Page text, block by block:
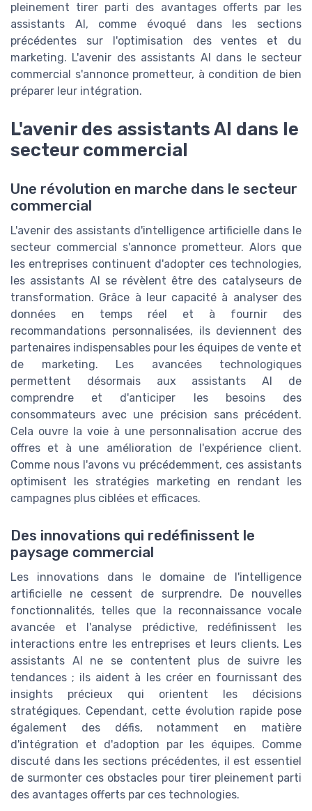
pleinement tirer parti des avantages offerts par les
assistants AI, comme évoqué dans les sections
précédentes sur l'optimisation des ventes et du
marketing. L'avenir des assistants AI dans le secteur
commercial s'annonce prometteur, à condition de bien
préparer leur intégration.
L'avenir des assistants AI dans le
secteur commercial
Une révolution en marche dans le secteur
commercial
L'avenir des assistants d'intelligence artificielle dans le
secteur commercial s'annonce prometteur. Alors que
les entreprises continuent d'adopter ces technologies,
les assistants AI se révèlent être des catalyseurs de
transformation. Grâce à leur capacité à analyser des
données en temps réel et à fournir des
recommandations personnalisées, ils deviennent des
partenaires indispensables pour les équipes de vente et
de marketing. Les avancées technologiques
permettent désormais aux assistants AI de
comprendre et d'anticiper les besoins des
consommateurs avec une précision sans précédent.
Cela ouvre la voie à une personnalisation accrue des
offres et à une amélioration de l'expérience client.
Comme nous l'avons vu précédemment, ces assistants
optimisent les stratégies marketing en rendant les
campagnes plus ciblées et efficaces.
Des innovations qui redéfinissent le
paysage commercial
Les innovations dans le domaine de l'intelligence
artificielle ne cessent de surprendre. De nouvelles
fonctionnalités, telles que la reconnaissance vocale
avancée et l'analyse prédictive, redéfinissent les
interactions entre les entreprises et leurs clients. Les
assistants AI ne se contentent plus de suivre les
tendances ; ils aident à les créer en fournissant des
insights précieux qui orientent les décisions
stratégiques. Cependant, cette évolution rapide pose
également des défis, notamment en matière
d'intégration et d'adoption par les équipes. Comme
discuté dans les sections précédentes, il est essentiel
de surmonter ces obstacles pour tirer pleinement parti
des avantages offerts par ces technologies.